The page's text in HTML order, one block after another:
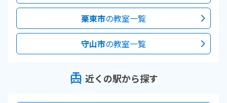
栗東市の教室一覧
守山市の教室一覧
近くの駅から探す